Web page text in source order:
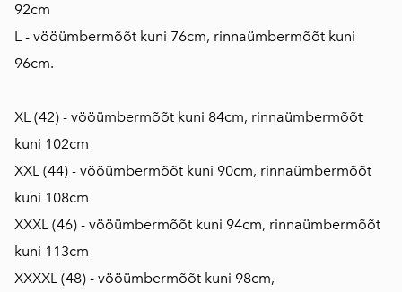
92cm
L - vööümbermõõt kuni 76cm, rinnaümbermõõt kuni
96cm.
XL (42) - vööümbermõõt kuni 84cm, rinnaümbermõõt
kuni 102cm
XXL (44) - vööümbermõõt kuni 90cm, rinnaümbermõõt
kuni 108cm
XXXL (46) - vööümbermõõt kuni 94cm, rinnaümbermõõt
kuni 113cm
XXXXL (48) - vööümbermõõt kuni 98cm,